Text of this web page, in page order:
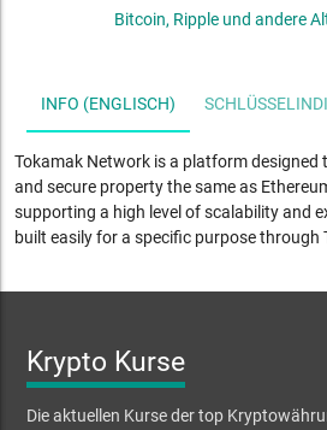
Bitcoin, Ripple und andere
INFO (ENGLISCH)
Tokamak Network is a platform designed
and secure property the same as
supporting a high level of scalability and
built easily for a specific purpose through
Krypto Kurse
Die aktuellen Kurse der top